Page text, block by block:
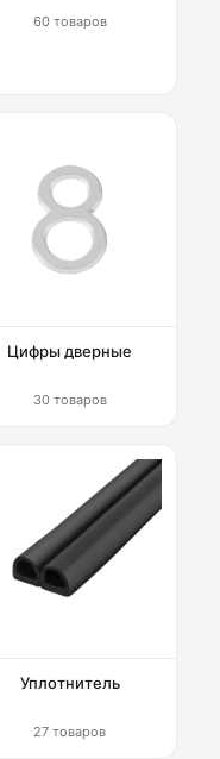
60 товаров
Цифры дверные
30 товаров
Уплотнитель
27 товаров